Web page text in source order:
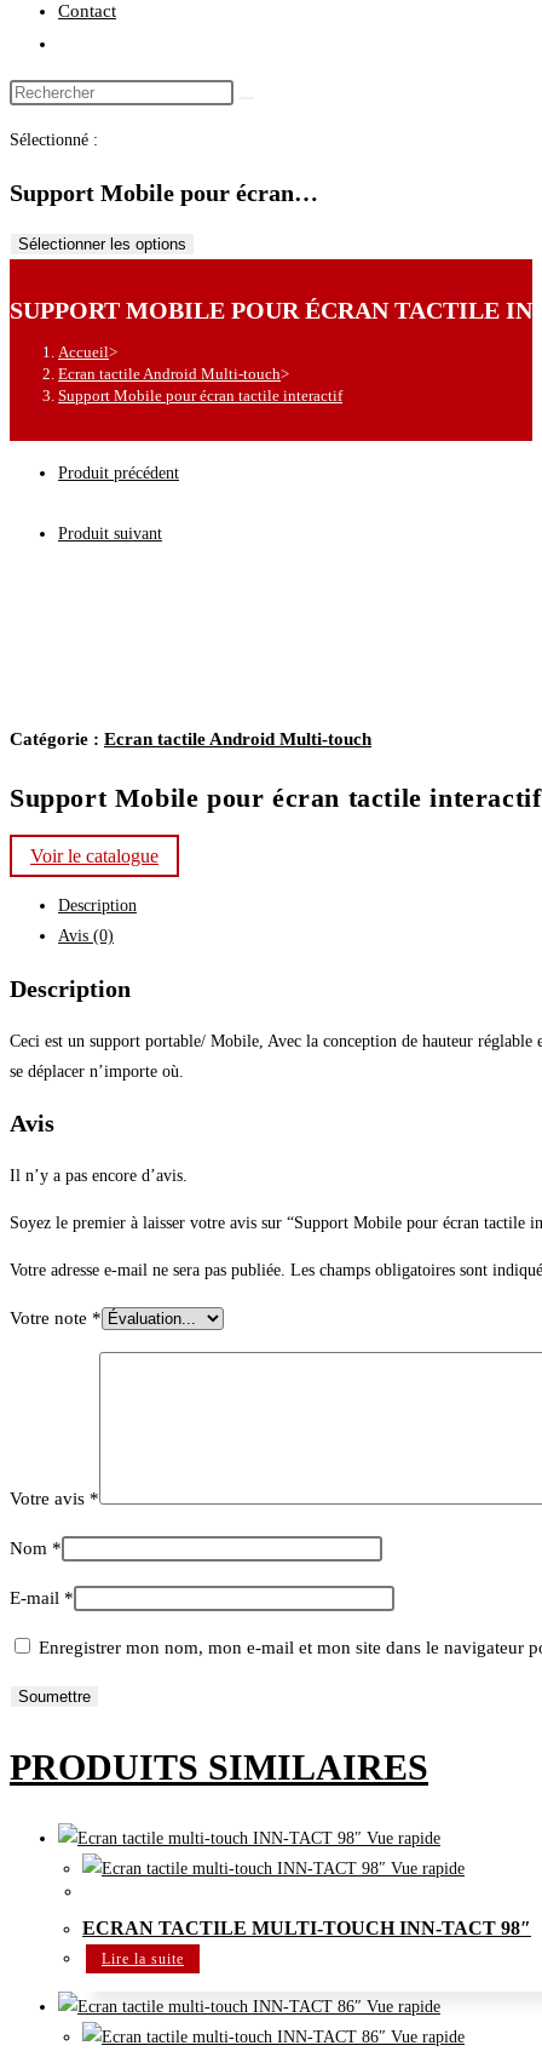
Contact
search
Rechercher
site
Sélectionné :
Support Mobile pour écran…
Sélectionner les options
SUPPORT MOBILE POUR ÉCRAN TACTILE
Accueil>
Ecran tactile Android Multi-touch>
Support Mobile pour écran tactile interactif
Produit précédent
Produit suivant
Catégorie : Ecran tactile Android Multi-touch
Support Mobile pour écran tactile interactif
Voir le catalogue
Description
Avis (0)
Description
Ceci est un support portable/ Mobile, Avec la conception de hauteur
se déplacer n’importe où.
Avis
Il n’y a pas encore d’avis.
Soyez le premier à laisser votre avis sur “Support Mobile pour écran tactile
Votre adresse e-mail ne sera pas publiée. Les champs obligatoires sont
Votre note *
Votre avis *
Nom *
E-mail *
Enregistrer mon nom, mon e-mail et mon site dans le navigateur
PRODUITS SIMILAIRES
Vue rapide
Vue rapide
ECRAN TACTILE MULTI-TOUCH INN-TACT 98″
Lire la suite
Vue rapide
Vue rapide